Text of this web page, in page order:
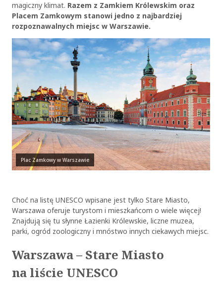
magiczny klimat. Razem z Zamkiem Królewskim oraz
Placem Zamkowym stanowi jedno z najbardziej
rozpoznawalnych miejsc w Warszawie.
Plac Zamkowy w Warszawie
Choć na listę UNESCO wpisane jest tylko Stare Miasto,
Warszawa oferuje turystom i mieszkańcom o wiele więcej!
Znajdują się tu słynne Łazienki Królewskie, liczne muzea,
parki, ogród zoologiczny i mnóstwo innych ciekawych miejsc.
Warszawa – Stare Miasto
na liście UNESCO